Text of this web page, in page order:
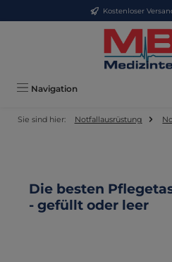
Zum Hauptinhalt springenKostenloser
Navigation
Sie sind hier: Notfallausrüstung
Die besten
- gefüllt oder leer